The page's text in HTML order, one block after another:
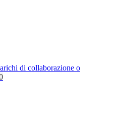
di collaborazione o